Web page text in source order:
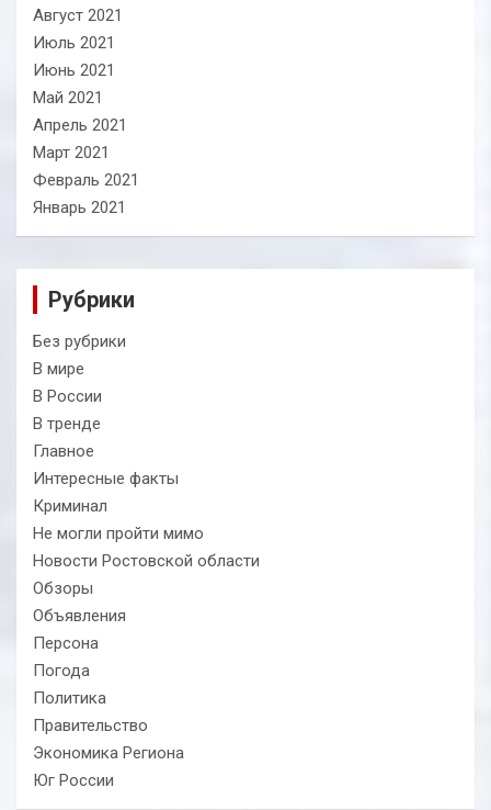
Август 2021
Июль 2021
Июнь 2021
Май 2021
Апрель 2021
Март 2021
Февраль 2021
Январь 2021
Рубрики
Без рубрики
В мире
В России
В тренде
Главное
Интересные факты
Криминал
Не могли пройти мимо
Новости Ростовской области
Обзоры
Объявления
Персона
Погода
Политика
Правительство
Экономика Региона
Юг России